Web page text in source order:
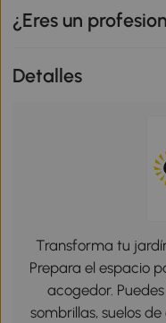
¿Eres un
Detalles
Transforma tu
Prepara el espacio
acogedor.
sombrillas, suelos